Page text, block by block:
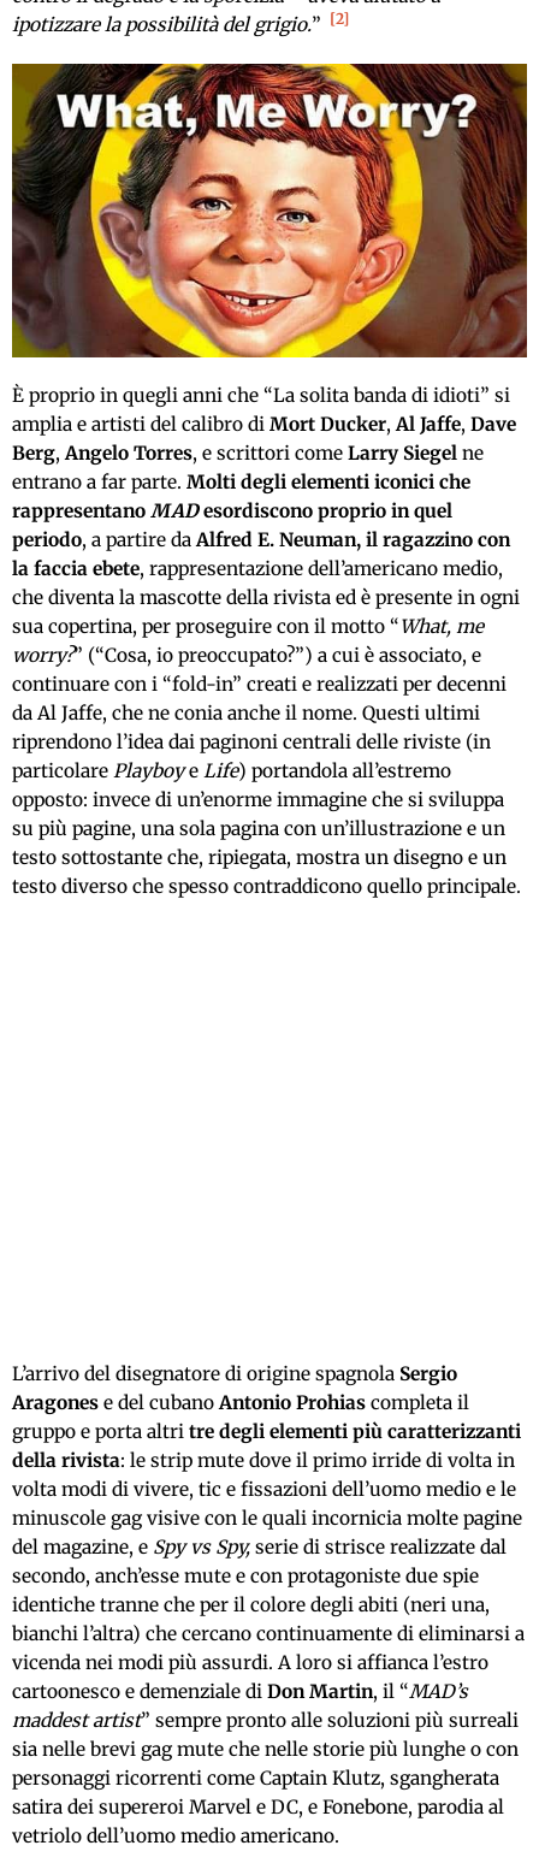
ipotizzare la possibilità del grigio.” 2
È proprio in quegli anni che “La solita banda di idioti” si
amplia e artisti del calibro di Mort Ducker,Al Jaffe, Dave
Berg,Angelo Torres, e scrittori come Larry Siegel ne
entrano a far parte. Molti degli elementi iconici che
rappresentano MADesordiscono proprio in quel
periodo, a partire daAlfred E. Neuman, il ragazzino con
la faccia ebete, rappresentazione dell’americano medio,
che diventa la mascotte della rivista ed è presente in ogni
sua copertina, per proseguire con il motto “What, me
worry?” (“Cosa, io preoccupato?”) a cui è associato, e
continuare con i “fold-in” creati e realizzati per decenni
da Al Jaffe, che ne conia anche il nome. Questi ultimi
riprendono l’idea dai paginoni centrali delle riviste (in
particolare Playboye Life) portandola all’estremo
opposto: invece di un’enorme immagine che si sviluppa
su più pagine, una sola pagina con un’illustrazione e un
testo sottostante che, ripiegata, mostra un disegno e un
testo diverso che spesso contraddicono quello principale.
L’arrivo del disegnatore di origine spagnola Sergio
Aragones e del cubano Antonio Prohias completa il
gruppo e porta altri tre degli elementi più caratterizzanti
della rivista: le strip mute dove il primo irride di volta in
volta modi di vivere, tic e fissazioni dell’uomo medio e le
minuscole gag visive con le quali incornicia molte pagine
del magazine, e Spy vs Spy, serie di strisce realizzate dal
secondo, anch’esse mute e con protagoniste due spie
identiche tranne che per il colore degli abiti (neri una,
bianchi l’altra) che cercano continuamente di eliminarsi a
vicenda nei modi più assurdi. A loro si affianca l’estro
cartoonesco e demenziale di Don Martin, il “MAD’s
maddest artist” sempre pronto alle soluzioni più surreali
sia nelle brevi gag mute che nelle storie più lunghe o con
personaggi ricorrenti come Captain Klutz, sgangherata
satira dei supereroi Marvel e DC, e Fonebone, parodia al
vetriolo dell’uomo medio americano.